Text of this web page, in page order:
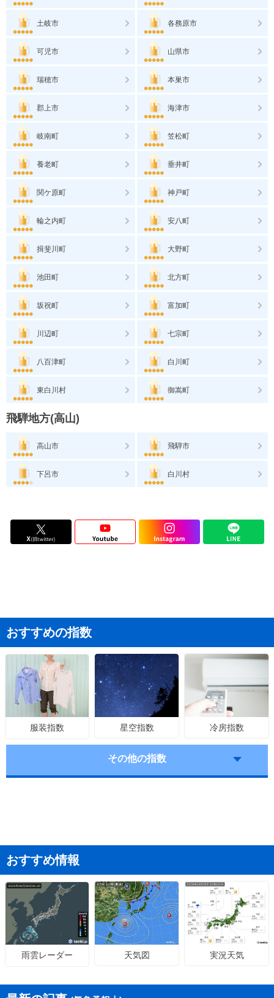
土岐市 各務原市
可児市 山県市
瑞穂市 本巣市
郡上市 海津市
岐南町 笠松町
養老町 垂井町
関ケ原町 神戸町
輪之内町 安八町
揖斐川町 大野町
池田町 北方町
坂祝町 富加町
川辺町 七宗町
八百津町 白川町
東白川村 御嵩町
飛騨地方(高山)
高山市 飛騨市
下呂市 白川村
おすすめの指数
服装指数 星空指数 冷房指数
その他の指数
おすすめ情報
雨雲レーダー 天気図 実況天気